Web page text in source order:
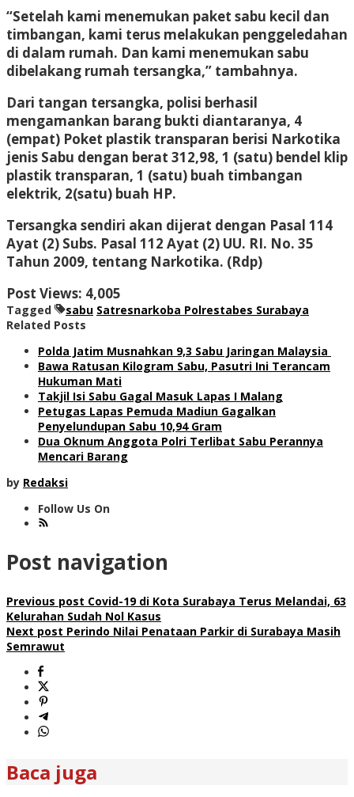
“Setelah kami menemukan paket sabu kecil dan
timbangan, kami terus melakukan penggeledahan
di dalam rumah. Dan kami menemukan sabu
dibelakang rumah tersangka,” tambahnya.
Dari tangan tersangka, polisi berhasil
mengamankan barang bukti diantaranya, 4
(empat) Poket plastik transparan berisi Narkotika
jenis Sabu dengan berat 312,98, 1 (satu) bendel klip
plastik transparan, 1 (satu) buah timbangan
elektrik, 2(satu) buah HP.
Tersangka sendiri akan dijerat dengan Pasal 114
Ayat (2) Subs. Pasal 112 Ayat (2) UU. RI. No. 35
Tahun 2009, tentang Narkotika. (Rdp)
Post Views: 4,005
Tagged sabu Satresnarkoba Polrestabes Surabaya
Related Posts
Polda Jatim Musnahkan 9,3 Sabu Jaringan Malaysia
Bawa Ratusan Kilogram Sabu, Pasutri Ini Terancam
Hukuman Mati
Takjil Isi Sabu Gagal Masuk Lapas I Malang
Petugas Lapas Pemuda Madiun Gagalkan
Penyelundupan Sabu 10,94 Gram
Dua Oknum Anggota Polri Terlibat Sabu Perannya
Mencari Barang
by Redaksi
Follow Us On
Post navigation
Previous post Covid-19 di Kota Surabaya Terus Melandai, 63
Kelurahan Sudah Nol Kasus
Next post Perindo Nilai Penataan Parkir di Surabaya Masih
Semrawut
Baca juga